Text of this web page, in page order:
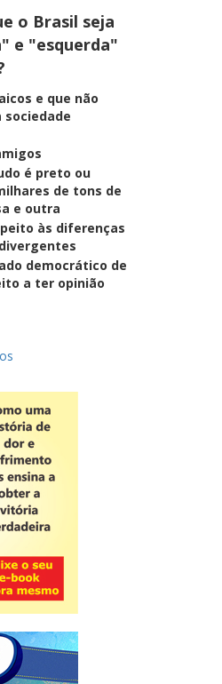
escuta em
jovens no SUS
Ananias como
de Minas
têm até
começa a ser
o Brasil seja
e "esquerda"
e que não
é preto ou
de tons de
e outra
às diferenças
democrático de
a ter opinião